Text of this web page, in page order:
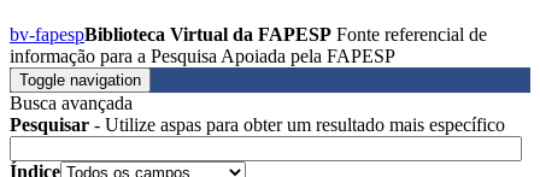
bv-fapespBiblioteca Virtual da FAPESP Fonte referencial de
informação para a Pesquisa Apoiada pela FAPESP
Toggle navigation
Busca avançada
Pesquisar - Utilize aspas para obter um resultado mais específico
Índice